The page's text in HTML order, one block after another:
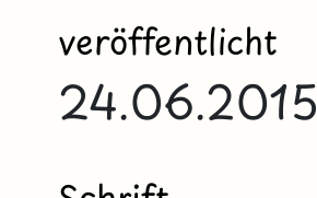
veröffentlicht
24.06.2015